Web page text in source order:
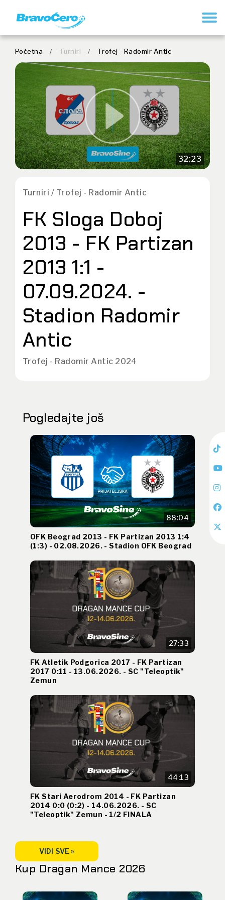
Početna / Turniri / Trofej - Radomir Antic
32:23
Turniri / Trofej - Radomir Antic
FK Sloga Doboj
2013 - FK Partizan
2013 1:1 -
07.09.2024. -
Stadion Radomir
Antic
Trofej - Radomir Antic 2024
Pogledajte još
88:04
OFK Beograd 2013 - FK Partizan 2013 1:4
(1:3) - 02.08.2026. - Stadion OFK Beograd
27:33
FK Atletik Podgorica 2017 - FK Partizan
2017 0:11 - 13.06.2026. - SC "Teleoptik"
Zemun
44:13
FK Stari Aerodrom 2014 - FK Partizan
2014 0:0 (0:2) - 14.06.2026. - SC
"Teleoptik" Zemun - 1/2 FINALA
VIDI SVE »
Kup Dragan Mance 2026